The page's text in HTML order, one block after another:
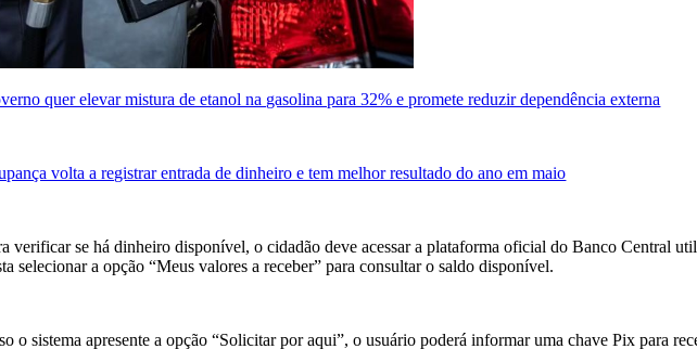
quer elevar mistura de etanol na gasolina para 32% e promete reduzir dependência externa
volta a registrar entrada de dinheiro e tem melhor resultado do ano em maio
verificar se há dinheiro disponível, o cidadão deve acessar a plataforma oficial do Banco Central
selecionar a opção “Meus valores a receber” para consultar o saldo disponível.
o sistema apresente a opção “Solicitar por aqui”, o usuário poderá informar uma chave Pix para